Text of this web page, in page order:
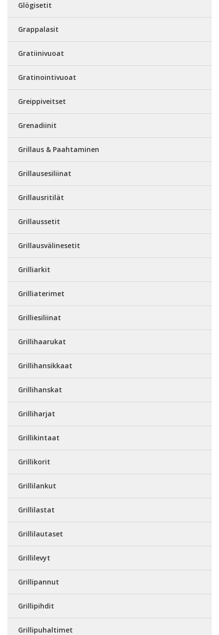
Glögisetit
Grappalasit
Gratiinivuoat
Gratinointivuoat
Greippiveitset
Grenadiinit
Grillaus & Paahtaminen
Grillausesiliinat
Grillausritilät
Grillaussetit
Grillausvälinesetit
Grilliarkit
Grilliaterimet
Grilliesiliinat
Grillihaarukat
Grillihansikkaat
Grillihanskat
Grilliharjat
Grillikintaat
Grillikorit
Grillilankut
Grillilastat
Grillilautaset
Grillilevyt
Grillipannut
Grillipihdit
Grillipuhaltimet